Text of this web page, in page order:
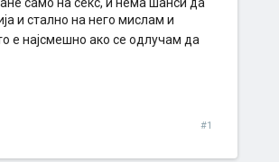
и стално на него мислам и
е најсмешно ако се одлучам да
#1